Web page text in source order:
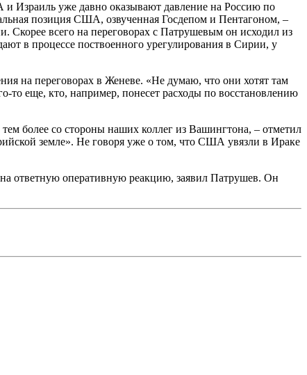
уже давно оказывают давление на Россию по
позиция США, озвученная Госдепом и Пентагоном, –
Скорее всего на переговорах с Патрушевым он исходил из
в процессе поствоенного урегулирования в Сирии, у
на переговорах в Женеве. «Не думаю, что они хотят там
то еще, кто, например, понесет расходы по восстановлению
более со стороны наших коллег из Вашингтона, – отметил
земле». Не говоря уже о том, что США увязли в Ираке
ответную оперативную реакцию, заявил Патрушев. Он